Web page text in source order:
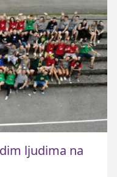
ljudima na